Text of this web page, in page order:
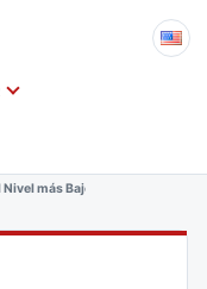
Nivel más Bajo de la Historia en